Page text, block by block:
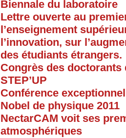
Biennale du laboratoire
Lettre ouverte au
l’enseignement
l’innovation, sur
des étudiants étrangers.
Congrès des doctorants
STEP’UP
Conférence
Nobel de physique 2011
NectarCAM voit ses
atmosphériques